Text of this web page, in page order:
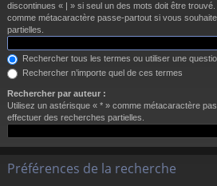
discontinues « | » si seul un des mots doit être
comme métacaractère passe-partout si vous
partielles.
Rechercher tous les termes ou utiliser une
Rechercher n’importe quel de ces termes
Rechercher par auteur :
Utilisez un astérisque « * » comme métacaractère
effectuer des recherches partielles.
Préférences de la recherche